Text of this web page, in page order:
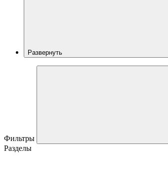
Развернуть
Фильтры
Разделы